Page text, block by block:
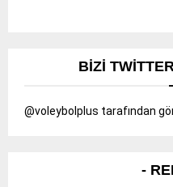
BIZI
@voleybolplus tarafından
-